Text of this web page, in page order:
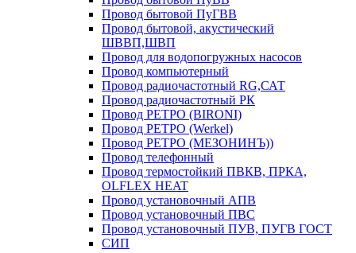
Провод бытовой ПуГВВ
Провод бытовой, акустический
ШВВП,ШВП
Провод для водопогружных насосов
Провод компьютерный
Провод радиочастотный RG,САТ
Провод радиочастотный РК
Провод РЕТРО (BIRONI)
Провод РЕТРО (Werkel)
Провод РЕТРО (МЕЗОНИНЪ))
Провод телефонный
Провод термостойкий ПВКВ, ПРКА,
OLFLEX HEAT
Провод установочный АПВ
Провод установочный ПВС
Провод установочный ПУВ, ПУГВ ГОСТ
СИП